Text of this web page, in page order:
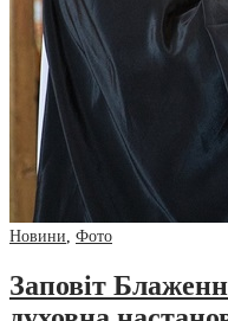
Новини Фото
Заповіт